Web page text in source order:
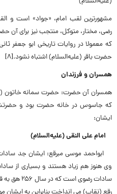
مشهورترین لقب امام، «جواد» است و
رضى، مختار، متوکل، منتجب نیز براى آن
که معمولا در روایات تاریخى ابو جعفر
حضرت باقر (علیه‌السلام) اشتباه نشود.[۸]
همسران و فرزندان
همسران آن حضرت: حضرت سمانه خاتون
که جاسوس در خانه حضرت بود و حضرتش
ایشان:
امام علی النقی (علیه‌‌السلام)
ابواحمد موسی مبرقع: ایشان جد
وى هنوز هم زیاد هستند و بسیارى از
سادات